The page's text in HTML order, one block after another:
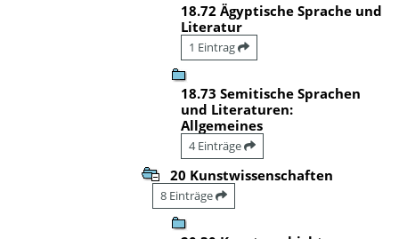
18.72 Ägyptische Sprache und
Literatur
1 Eintrag
18.73 Semitische Sprachen
und Literaturen:
Allgemeines
4 Einträge
20 Kunstwissenschaften
8 Einträge